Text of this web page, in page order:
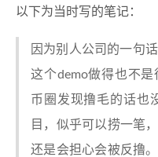
以下为当时写的笔记：
因为别人公司的一句
这个demo做得也不是
币圈发现撸毛的话也
目，似乎可以捞一笔
还是会担心会被反撸